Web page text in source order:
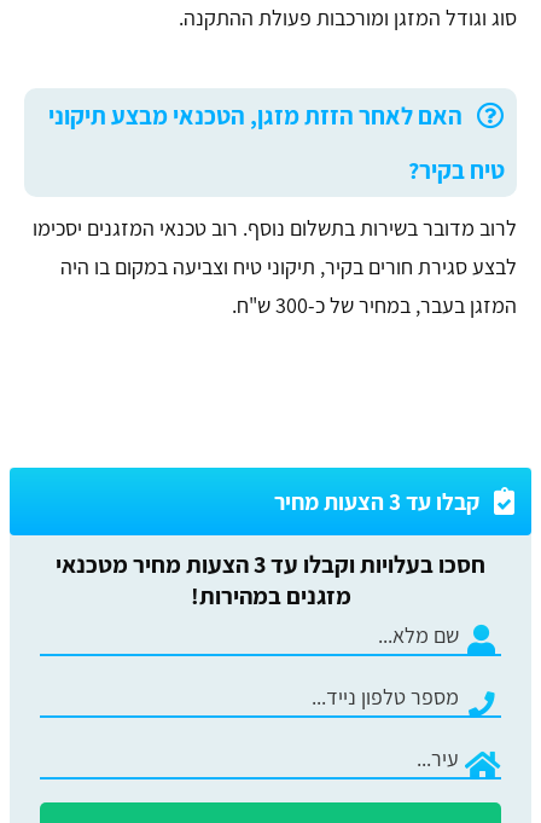
סוג וגודל המזגן ומורכבות פעולת ההתקנה.
האם לאחר הזזת מזגן, הטכנאי מבצע תיקוני
טיח בקיר?
לרוב מדובר בשירות בתשלום נוסף. רוב טכנאי המזגנים יסכימו
לבצע סגירת חורים בקיר, תיקוני טיח וצביעה במקום בו היה
המזגן בעבר, במחיר של כ-300 ש"ח.
קבלו עד 3 הצעות מחיר
חסכו בעלויות וקבלו עד 3 הצעות מחיר מטכנאי
מזגנים במהירות!